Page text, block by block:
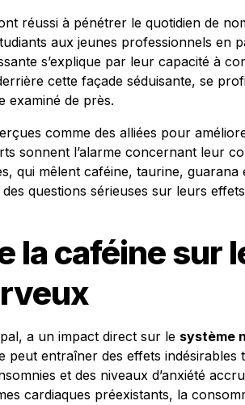
réussi à pénétrer le quotidien de
aux jeunes professionnels en
s’explique par leur capacité à
cette façade séduisante, se
examiné de près.
comme des alliées pour
sonnent l’alarme concernant leur
qui mêlent caféine, taurine, guarana
questions sérieuses sur leurs
la caféine sur
a un impact direct sur le système
peut entraîner des effets indésirables
et des niveaux d’anxiété
cardiaques préexistants, la